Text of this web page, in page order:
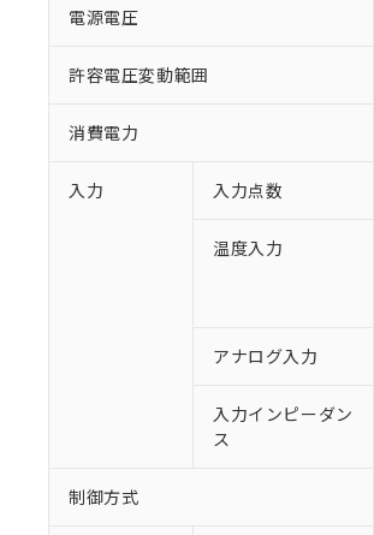
電源電圧
許容電圧変動範囲
消費電力
入力 入力点数
温度入力
アナログ入力
入力インピーダン
ス
制御方式